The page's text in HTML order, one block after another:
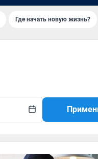
Где начать новую жизнь?